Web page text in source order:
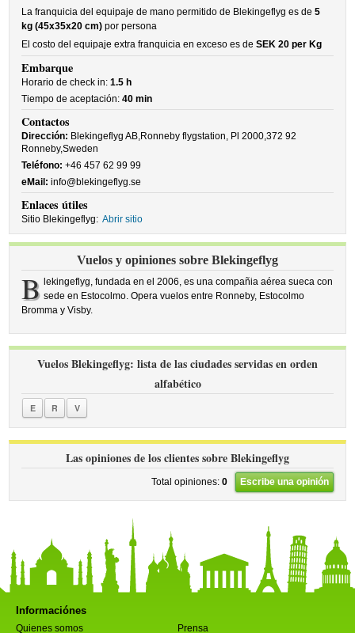
La franquicia del equipaje de mano permitido de Blekingeflyg es de5
kg (45x35x20 cm) por persona
El costo del equipaje extra franquicia en exceso es deSEK 20 per Kg
Embarque
Horario de check in:1.5 h
Tiempo de aceptación:40 min
Contactos
Dirección: Blekingeflyg AB,Ronneby flygstation, Pl 2000,372 92
Ronneby,Sweden
Teléfono: +46 457 62 99 99
eMail: info@blekingeflyg.se
Enlaces útiles
Sitio Blekingeflyg: Abrir sitio
Vuelos y opiniones sobre Blekingeflyg
B lekingeflyg, fundada en el 2006, es una compañia aérea sueca con
sede en Estocolmo. Opera vuelos entre Ronneby, Estocolmo
Bromma y Visby.
Vuelos Blekingeflyg: lista de las ciudades servidas en orden
alfabético
E R V
Las opiniones de los clientes sobre Blekingeflyg
Total opiniones: 0 Escribe una opinión
Informaciónes
Quienes somos Prensa